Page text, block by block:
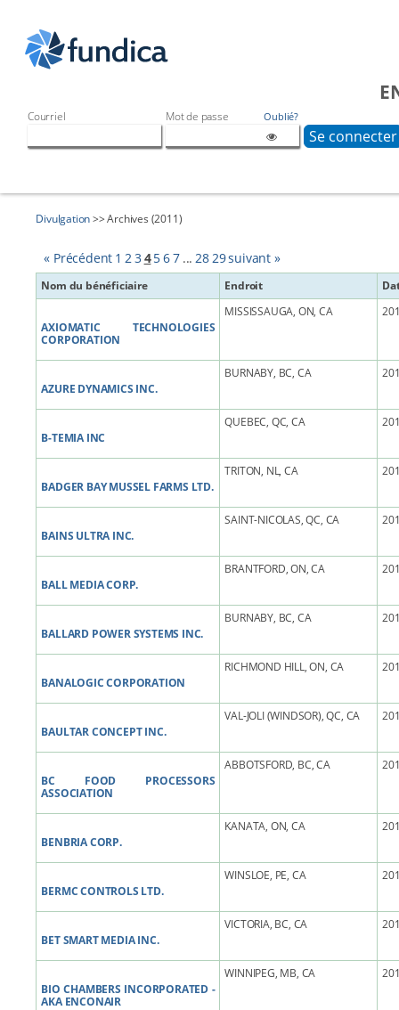
Courriel Mot de passe Oublié?
Divulgation>> Archives (2011)
« Précédent 1 234567 ... 2829suivant »
Nom du bénéficiaire Endroit
AXIOMATIC TECHNOLOGIES
CORPORATION
MISSISSAUGA, ON, CA
AZURE DYNAMICS INC.
BURNABY, BC, CA
B-TEMIA INC
QUEBEC, QC, CA
BADGER BAY MUSSEL FARMS LTD.
TRITON, NL, CA
BAINS ULTRA INC.
SAINT-NICOLAS, QC, CA
BALL MEDIA CORP.
BRANTFORD, ON, CA
BALLARD POWER SYSTEMS INC.
BURNABY, BC, CA
BANALOGIC CORPORATION
RICHMOND HILL, ON, CA
BAULTAR CONCEPT INC.
VAL-JOLI (WINDSOR), QC, CA
BC FOOD PROCESSORS
ASSOCIATION
ABBOTSFORD, BC, CA
BENBRIA CORP.
KANATA, ON, CA
BERMC CONTROLS LTD.
WINSLOE, PE, CA
BET SMART MEDIA INC.
VICTORIA, BC, CA
BIO CHAMBERS INCORPORATED -
AKA ENCONAIR
WINNIPEG, MB, CA